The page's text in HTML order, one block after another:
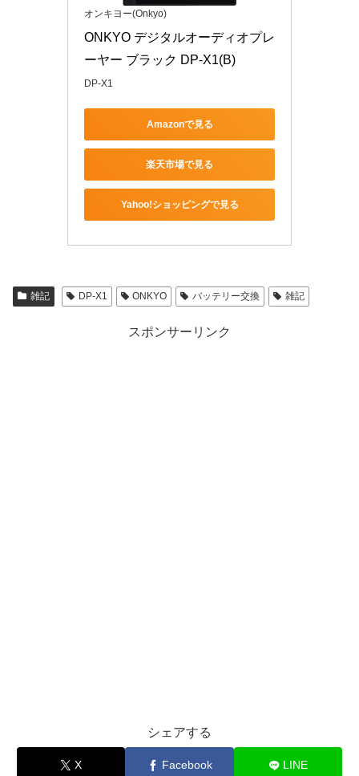
オンキヨー(Onkyo)
ONKYO デジタルオーディオプレ
ーヤー ブラック DP-X1(B)
DP-X1
Amazonで見る
楽天市場で見る
Yahoo!ショッピングで見る
雑記 DP-X1 ONKYO バッテリー交換 雑記
スポンサーリンク
シェアする
X Facebook LINE